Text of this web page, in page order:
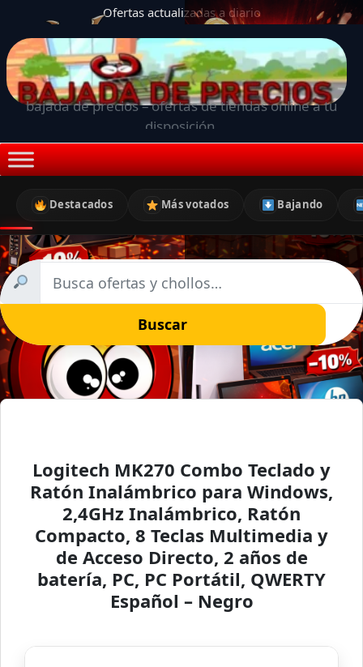
Ofertas actualizadas a diario
bajada de precios – ofertas de tiendas online a tu
disposición.
Destacados Más votados Bajando
Buscar
Logitech MK270 Combo Teclado y
Ratón Inalámbrico para Windows,
2,4GHz Inalámbrico, Ratón
Compacto, 8 Teclas Multimedia y
de Acceso Directo, 2 años de
batería, PC, PC Portátil, QWERTY
Español – Negro